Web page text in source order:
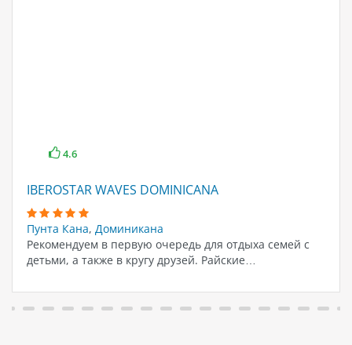
4.6
IBEROSTAR WAVES DOMINICANA
Пунта Кана, Доминикана
Рекомендуем в первую очередь для отдыха семей с
детьми, а также в кругу друзей. Райские…